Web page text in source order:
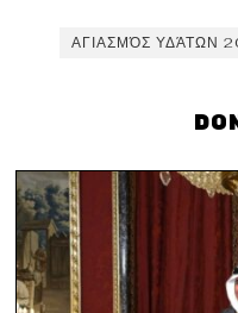
ΑΓΙΑΣΜΌΣ ΥΔΆΤΩΝ